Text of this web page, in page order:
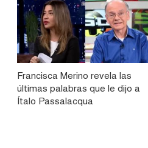
Francisca Merino revela las
últimas palabras que le dijo a
Ítalo Passalacqua